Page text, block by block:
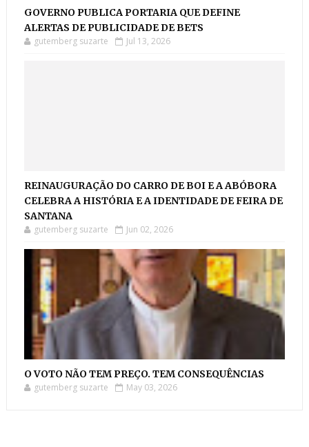
GOVERNO PUBLICA PORTARIA QUE DEFINE
ALERTAS DE PUBLICIDADE DE BETS
gutemberg suzarte Jul 13, 2026
REINAUGURAÇÃO DO CARRO DE BOI E A ABÓBORA
CELEBRA A HISTÓRIA E A IDENTIDADE DE FEIRA DE
SANTANA
gutemberg suzarte Jun 02, 2026
O VOTO NÃO TEM PREÇO. TEM CONSEQUÊNCIAS
gutemberg suzarte May 03, 2026